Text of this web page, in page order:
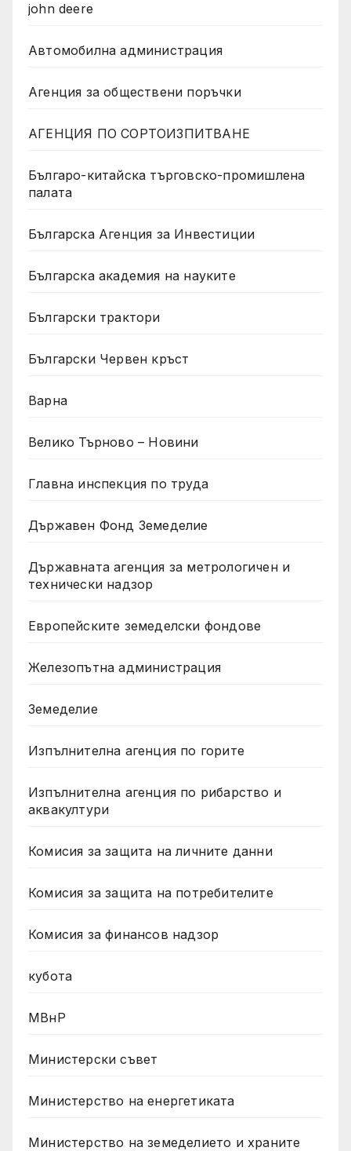
john deere
Автомобилна администрация
Агенция за обществени поръчки
АГЕНЦИЯ ПО СОРТОИЗПИТВАНЕ
Българо-китайска търговско-промишлена
палата
Българска Агенция за Инвестиции
Българска академия на науките
Български трактори
Български Червен кръст
Варна
Велико Търново – Новини
Главна инспекция по труда
Държавен Фонд Земеделие
Държавната агенция за метрологичен и
технически надзор
Европейските земеделски фондове
Железопътна администрация
Земеделие
Изпълнителна агенция по горите
Изпълнителна агенция по рибарство и
аквакултури
Комисия за защита на личните данни
Комисия за защита на потребителите
Комисия за финансов надзор
кубота
МВнР
Министерски съвет
Министерство на енергетиката
Министерство на земеделието и храните